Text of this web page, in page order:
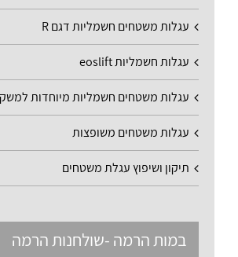
עגלות משטחים חשמליות דגם R
עגלות חשמליות eoslift
עגלות משטחים חשמליות מיוחדות
עגלות משטחים משופצות
תיקון ושיפוץ עגלת משטחים
במות הרמה -שולחנות הרמה